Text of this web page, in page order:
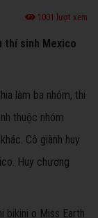
1001 lượt xem
thí sinh Mexico
làm ba nhóm, thi
thuộc nhóm
Cô giành huy
Huy chương